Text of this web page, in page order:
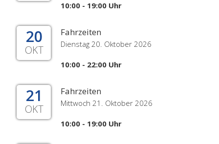
10:00 - 19:00 Uhr
20
OKT
Fahrzeiten
Dienstag 20. Oktober 2026
10:00 - 22:00 Uhr
21
OKT
Fahrzeiten
Mittwoch 21. Oktober 2026
10:00 - 19:00 Uhr